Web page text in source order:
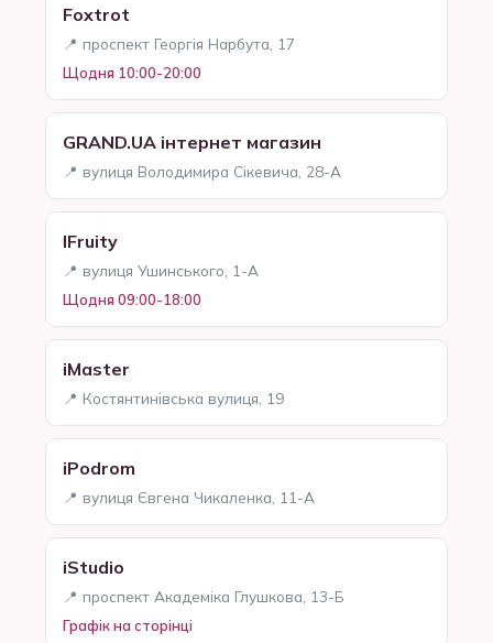
Foxtrot
📍 проспект Георгія Нарбута, 17
Щодня 10:00-20:00
GRAND.UA інтернет магазин
📍 вулиця Володимира Сікевича, 28-А
IFruity
📍 вулиця Ушинського, 1-А
Щодня 09:00-18:00
iMaster
📍 Костянтинівська вулиця, 19
iPodrom
📍 вулиця Євгена Чикаленка, 11-А
iStudio
📍 проспект Академіка Глушкова, 13-Б
Графік на сторінці